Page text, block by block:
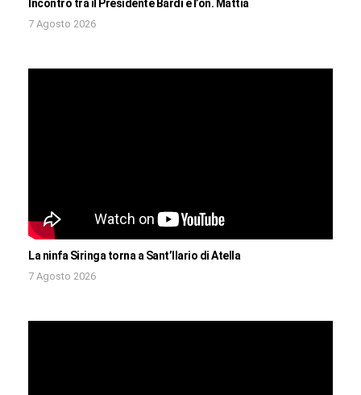
Incontro tra il Presidente Bardi e l’on. Mattia
7 Agosto 2026
La ninfa Siringa torna a Sant’Ilario di Atella
7 Agosto 2026